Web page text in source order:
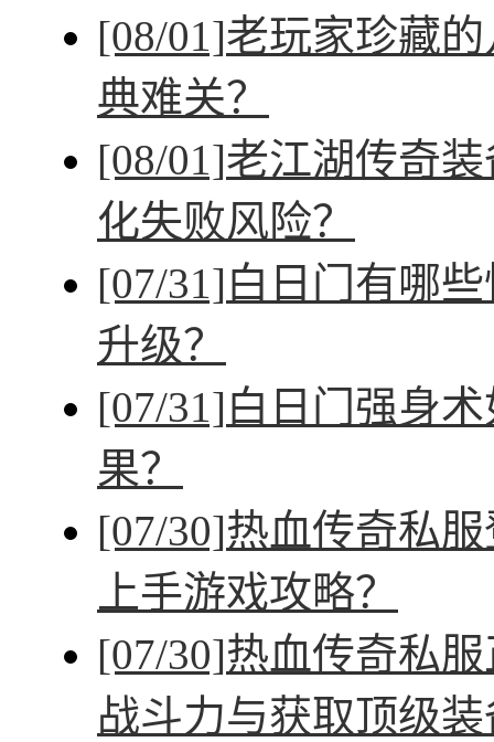
[08/01]老玩家珍藏
典难关？
[08/01]老江湖传奇
化失败风险？
[07/31]白日门有哪
升级？
[07/31]白日门强身
果？
[07/30]热血传奇私
上手游戏攻略？
[07/30]热血传奇私
战斗力与获取顶级